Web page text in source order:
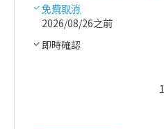
免費取消
2026/08/26之前
即時確認
1